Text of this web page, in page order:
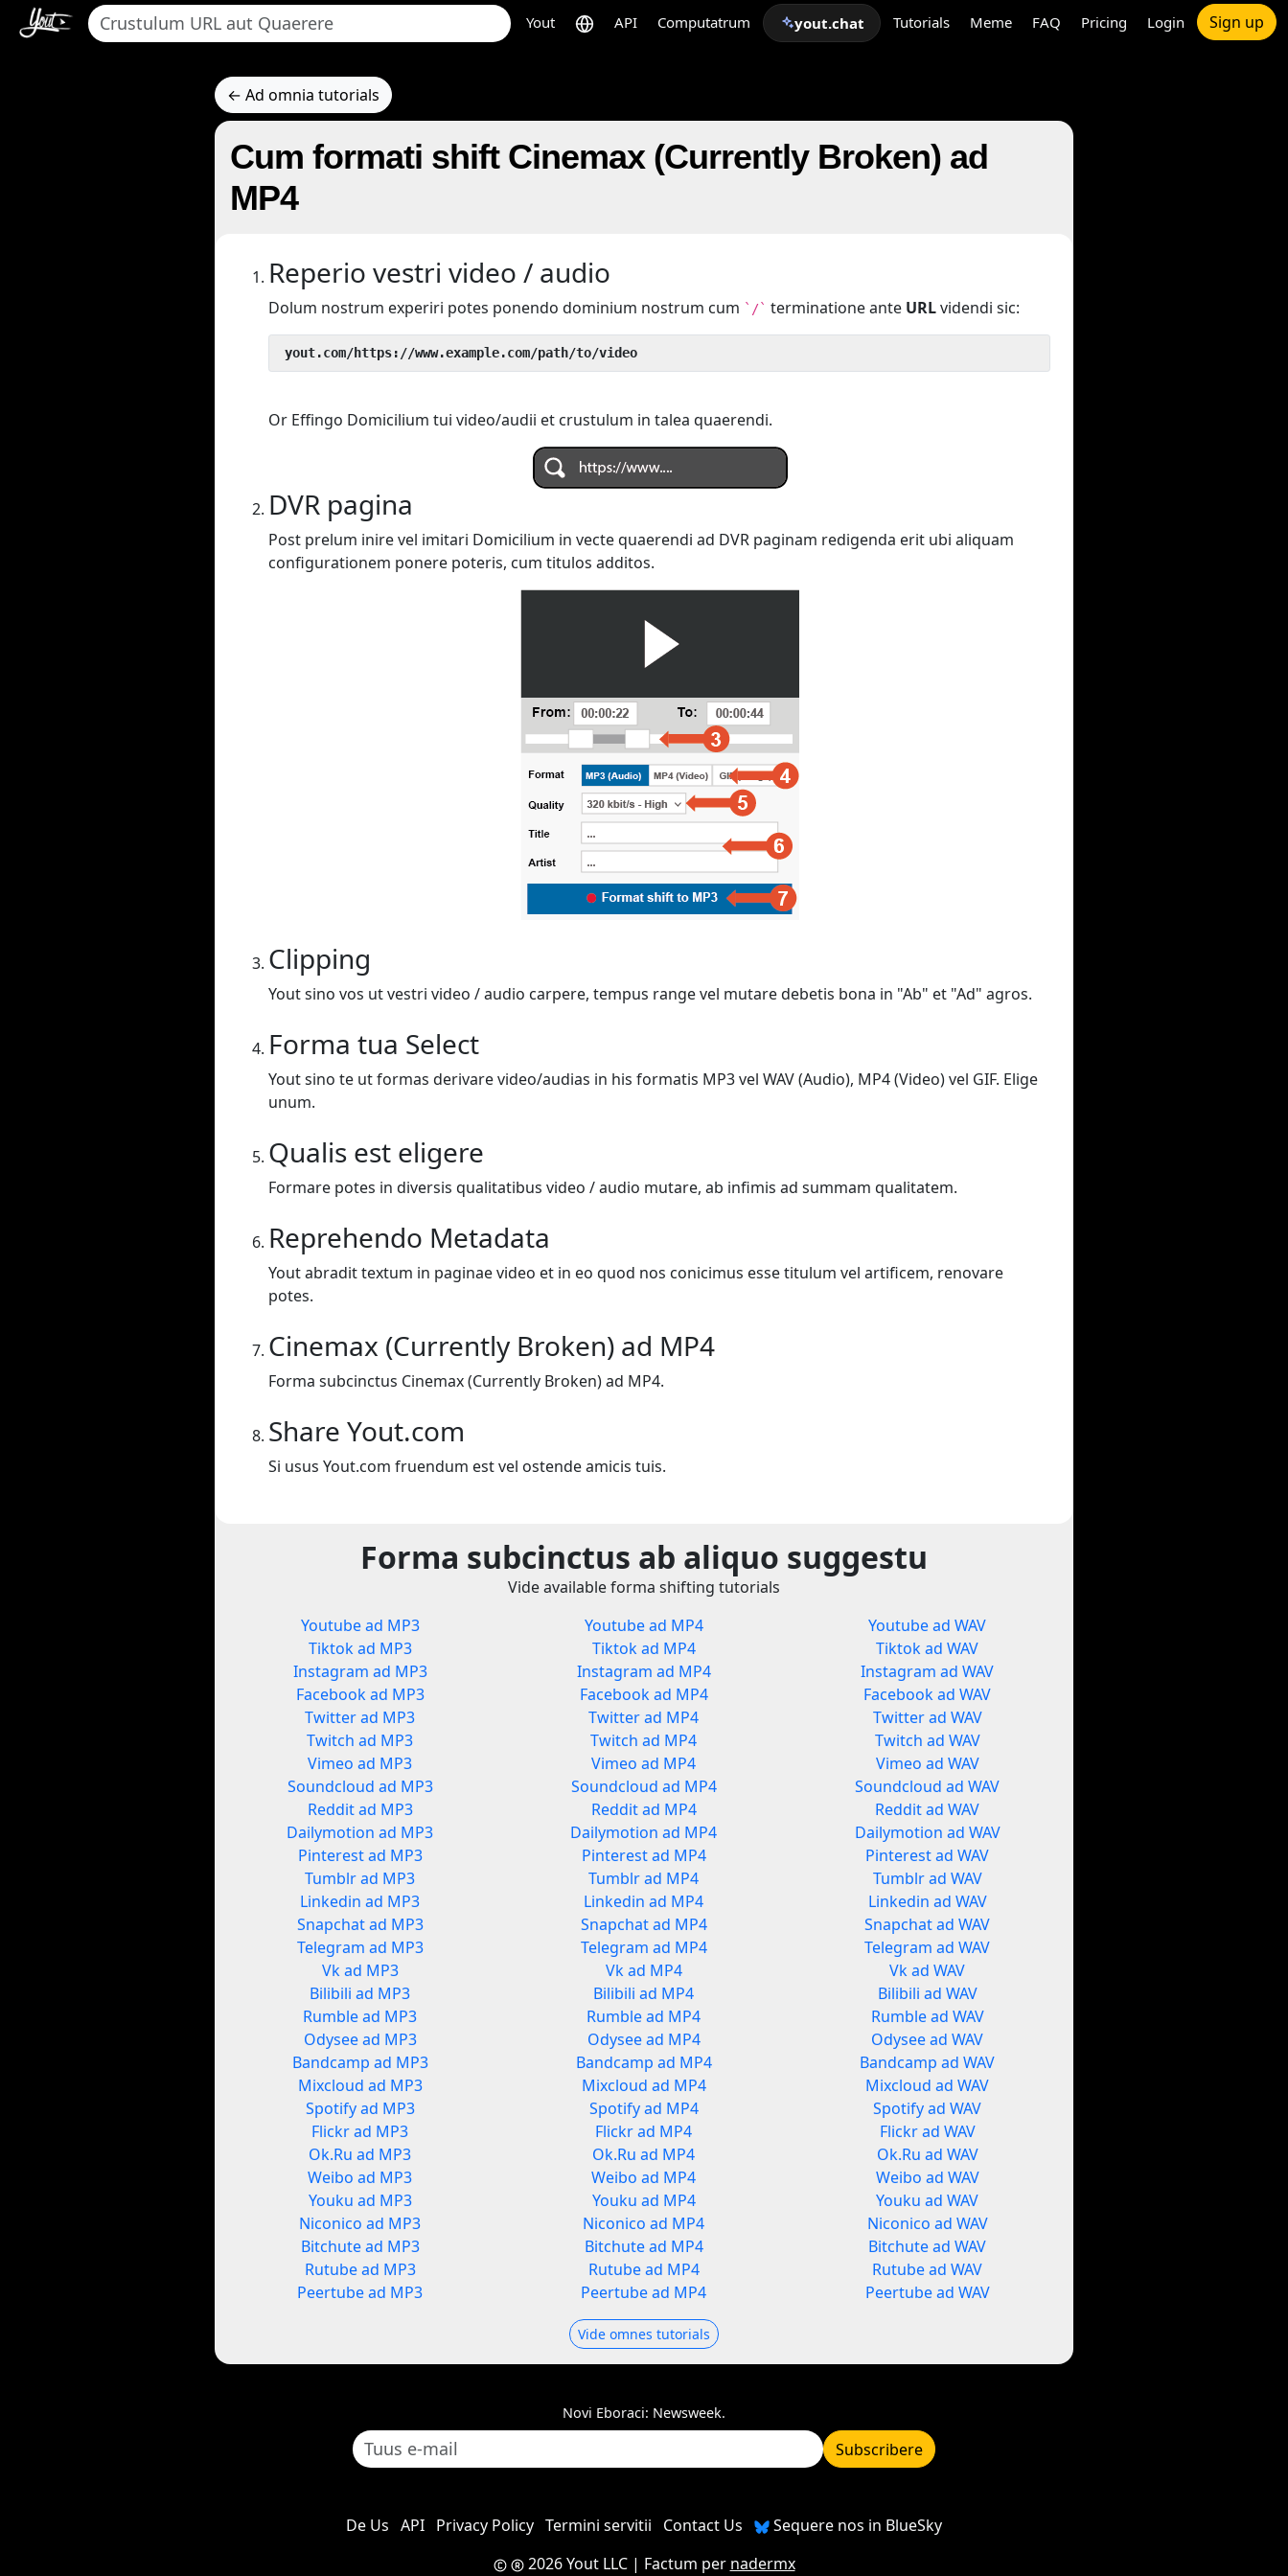
Yout API Computatrum yout.chat Tutorials Meme FAQ Pricing Login Sign up
← Ad omnia tutorials
Cum formati shift Cinemax (Currently Broken) ad
MP4
Reperio vestri video / audio
Dolum nostrum experiri potes ponendo dominium nostrum cum `/` terminatione ante URLvidendi sic:
yout.com/https://www.example.com/path/to/video
Or Effingo Domicilium tui video/audii et crustulum in talea quaerendi.
DVR pagina
Post prelum inire vel imitari Domicilium in vecte quaerendi ad DVR paginam redigenda erit ubi aliquam
configurationem ponere poteris, cum titulos additos.
Clipping
Yout sino vos ut vestri video / audio carpere, tempus range vel mutare debetis bona in "Ab" et "Ad" agros.
Forma tua Select
Yout sino te ut formas derivare video/audias in his formatis MP3 vel WAV (Audio), MP4 (Video) vel GIF. Elige
unum.
Qualis est eligere
Formare potes in diversis qualitatibus video / audio mutare, ab infimis ad summam qualitatem.
Reprehendo Metadata
Yout abradit textum in paginae video et in eo quod nos conicimus esse titulum vel artificem, renovare
potes.
Cinemax (Currently Broken) ad MP4
Forma subcinctus Cinemax (Currently Broken) ad MP4.
Share Yout.com
Si usus Yout.com fruendum est vel ostende amicis tuis.
Forma subcinctus ab aliquo suggestu
Vide available forma shifting tutorials
Youtube ad MP3
Tiktok ad MP3
Instagram ad MP3
Facebook ad MP3
Twitter ad MP3
Twitch ad MP3
Vimeo ad MP3
Soundcloud ad MP3
Reddit ad MP3
Dailymotion ad MP3
Pinterest ad MP3
Tumblr ad MP3
Linkedin ad MP3
Snapchat ad MP3
Telegram ad MP3
Vk ad MP3
Bilibili ad MP3
Rumble ad MP3
Odysee ad MP3
Bandcamp ad MP3
Mixcloud ad MP3
Spotify ad MP3
Flickr ad MP3
Ok.Ru ad MP3
Weibo ad MP3
Youku ad MP3
Niconico ad MP3
Bitchute ad MP3
Rutube ad MP3
Peertube ad MP3
Youtube ad MP4
Tiktok ad MP4
Instagram ad MP4
Facebook ad MP4
Twitter ad MP4
Twitch ad MP4
Vimeo ad MP4
Soundcloud ad MP4
Reddit ad MP4
Dailymotion ad MP4
Pinterest ad MP4
Tumblr ad MP4
Linkedin ad MP4
Snapchat ad MP4
Telegram ad MP4
Vk ad MP4
Bilibili ad MP4
Rumble ad MP4
Odysee ad MP4
Bandcamp ad MP4
Mixcloud ad MP4
Spotify ad MP4
Flickr ad MP4
Ok.Ru ad MP4
Weibo ad MP4
Youku ad MP4
Niconico ad MP4
Bitchute ad MP4
Rutube ad MP4
Peertube ad MP4
Youtube ad WAV
Tiktok ad WAV
Instagram ad WAV
Facebook ad WAV
Twitter ad WAV
Twitch ad WAV
Vimeo ad WAV
Soundcloud ad WAV
Reddit ad WAV
Dailymotion ad WAV
Pinterest ad WAV
Tumblr ad WAV
Linkedin ad WAV
Snapchat ad WAV
Telegram ad WAV
Vk ad WAV
Bilibili ad WAV
Rumble ad WAV
Odysee ad WAV
Bandcamp ad WAV
Mixcloud ad WAV
Spotify ad WAV
Flickr ad WAV
Ok.Ru ad WAV
Weibo ad WAV
Youku ad WAV
Niconico ad WAV
Bitchute ad WAV
Rutube ad WAV
Peertube ad WAV
Vide omnes tutorials
Novi Eboraci: Newsweek.
Subscribere
De Us API Privacy Policy Termini servitii Contact Us
Sequere nos in BlueSky
2026 Yout LLC| Factum per nadermx